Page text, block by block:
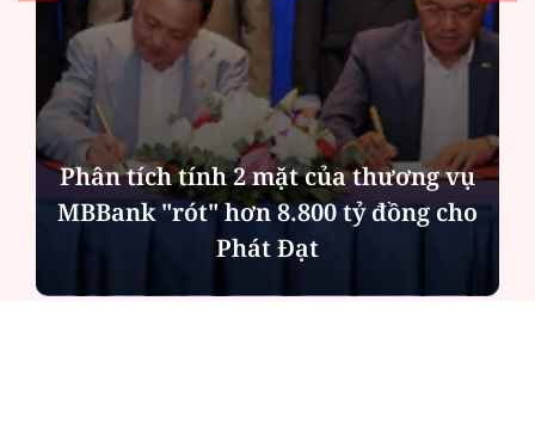
Bản án cho kẻ làm chết người cùng
phe khi hỗn chiến